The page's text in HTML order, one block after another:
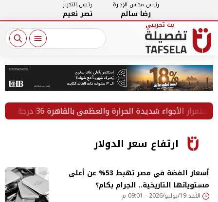
رئيس مجلس الإدارة
رضا سالم
رئيس التحرير
نصر نعيم
الأجواء شديدة الحرارة والعظمى بالقاهرة 36 درجة
ارتفاع سعر الدولار
أسعار الفضة في مصر تهبط 53% عن أعلى
مستوياتها التاريخية.. الجرام بكام؟
الأحد 19/يوليو/2026 - 09:01 م